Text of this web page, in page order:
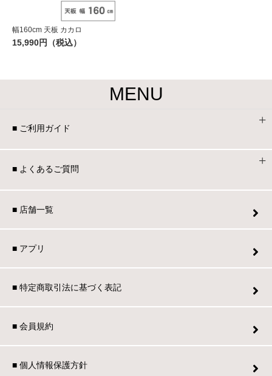
幅160cm 天板 カカロ
15,990円（税込）
MENU
■ ご利用ガイド
■ よくあるご質問
■ 店舗一覧
■ アプリ
■ 特定商取引法に基づく表記
■ 会員規約
■ 個人情報保護方針